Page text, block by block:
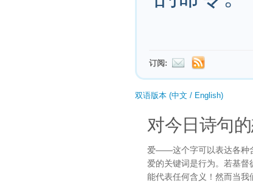
订阅:
双语版本 (中文 / English)
对今日诗句
爱——这个字可以表达各种
爱的关键词是行为。若基督
能代表任何含义！然而当我